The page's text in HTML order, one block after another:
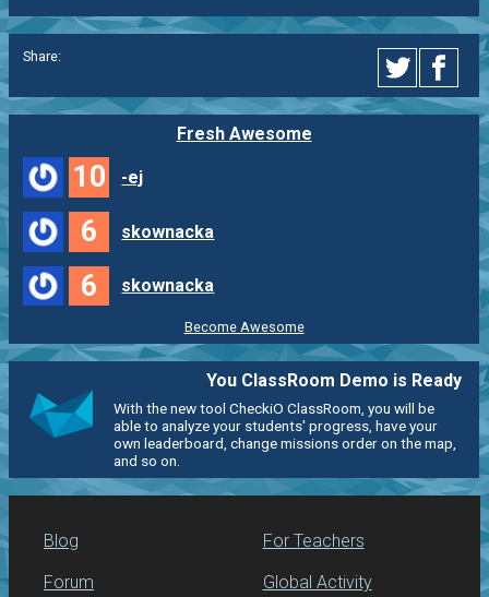
Share:
Fresh Awesome
10 -ej
6 skownacka
6 skownacka
Become Awesome
You ClassRoom Demo is Ready
With the new tool CheckiO ClassRoom, you will be
able to analyze your students' progress, have your
own leaderboard, change missions order on the map,
and so on.
Blog
Forum
For Teachers
Global Activity